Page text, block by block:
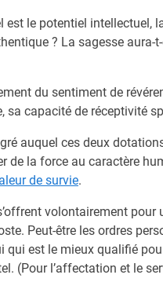
est le potentiel intellectuel,
? La sagesse aura-
du sentiment de
sa capacité de réceptivité
auquel ces deux
de la force au caractère
de survie.
volontairement
Peut-être les ordres
qui est le mieux qualifié
(Pour l’affectation et le